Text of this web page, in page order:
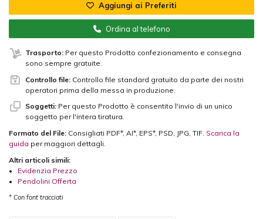
Aggiungi ai Preferiti
Ordina al telefono
Trasporto: Per questo Prodotto confezionamento e consegna
sono sempre gratuite.
Controllo file: Controllo file standard gratuito da parte dei nostri
operatori prima della messa in produzione.
Soggetti: Per questo Prodotto è consentito l'invio di un unico
soggetto per l'intera tiratura.
Formato del File: Consigliati PDF*, AI*, EPS*, PSD, JPG, TIF. Scarica la
guida per maggiori dettagli.
Altri articoli simili:
• Evidenzia Prezzo
• Pendolini Offerta
* Con font tracciati